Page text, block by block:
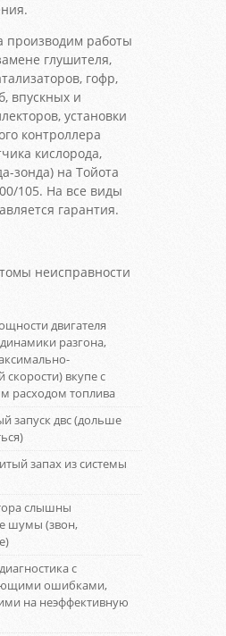
производим работы
глушителя,
гофр,
впускных и
установки
контроллера
кислорода,
зонда) на Тойота
105. На все виды
гарантия.
неисправности
двигателя
разгона,
скорости) вкупе с
расходом топлива
запуск двс (дольше
запах из системы
слышны
шумы (звон,
с
ошибками,
на неэффективную